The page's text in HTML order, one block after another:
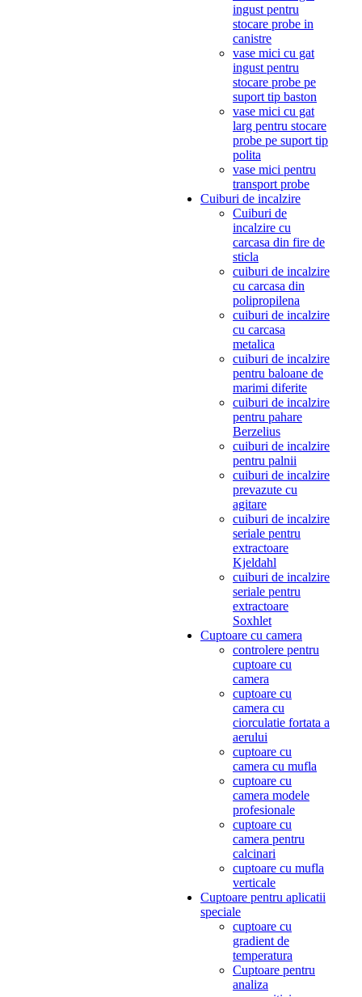
ingust pentru
stocare probe in
canistre
vase mici cu gat
ingust pentru
stocare probe pe
suport tip baston
vase mici cu gat
larg pentru stocare
probe pe suport tip
polita
vase mici pentru
transport probe
Cuiburi de incalzire
Cuiburi de
incalzire cu
carcasa din fire de
sticla
cuiburi de incalzire
cu carcasa din
polipropilena
cuiburi de incalzire
cu carcasa
metalica
cuiburi de incalzire
pentru baloane de
marimi diferite
cuiburi de incalzire
pentru pahare
Berzelius
cuiburi de incalzire
pentru palnii
cuiburi de incalzire
prevazute cu
agitare
cuiburi de incalzire
seriale pentru
extractoare
Kjeldahl
cuiburi de incalzire
seriale pentru
extractoare
Soxhlet
Cuptoare cu camera
controlere pentru
cuptoare cu
camera
cuptoare cu
camera cu
ciorculatie fortata a
aerului
cuptoare cu
camera cu mufla
cuptoare cu
camera modele
profesionale
cuptoare cu
camera pentru
calcinari
cuptoare cu mufla
verticale
Cuptoare pentru aplicatii
speciale
cuptoare cu
gradient de
temperatura
Cuptoare pentru
analiza